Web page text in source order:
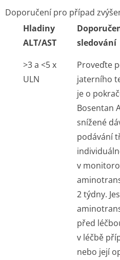
Doporučení pro případ
Hladiny
ALT/AST
>3 a <5 x
ULN
sledování
Proveďte
jaterního
je o
Bosentan
snížené
podávání
v
2 týdny.
před
v léčbě
nebo její